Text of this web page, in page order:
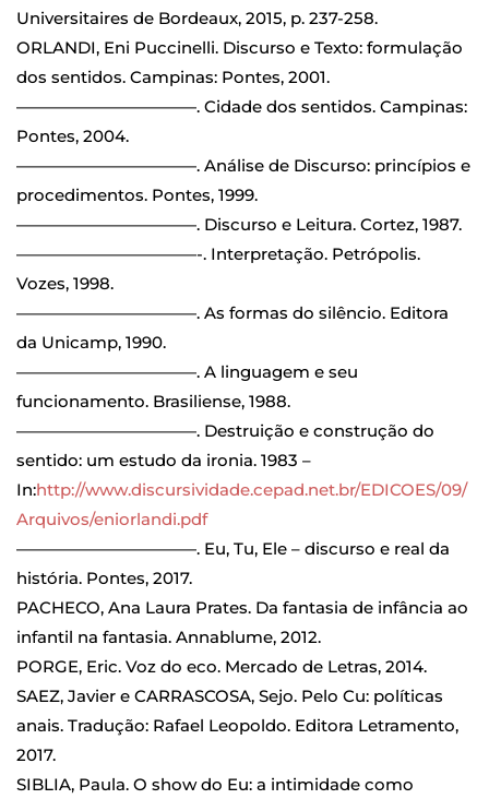
Universitaires de Bordeaux, 2015, p. 237-258.
ORLANDI, Eni Puccinelli. Discurso e Texto: formulação
dos sentidos. Campinas: Pontes, 2001.
———————————. Cidade dos sentidos. Campinas:
Pontes, 2004.
———————————. Análise de Discurso: princípios e
procedimentos. Pontes, 1999.
———————————. Discurso e Leitura. Cortez, 1987.
———————————-. Interpretação. Petrópolis.
Vozes, 1998.
———————————. As formas do silêncio. Editora
da Unicamp, 1990.
———————————. A linguagem e seu
funcionamento. Brasiliense, 1988.
———————————. Destruição e construção do
sentido: um estudo da ironia. 1983 –
In:http://www.discursividade.cepad.net.br/EDICOES/09/
Arquivos/eniorlandi.pdf
———————————. Eu, Tu, Ele – discurso e real da
história. Pontes, 2017.
PACHECO, Ana Laura Prates. Da fantasia de infância ao
infantil na fantasia. Annablume, 2012.
PORGE, Eric. Voz do eco. Mercado de Letras, 2014.
SAEZ, Javier e CARRASCOSA, Sejo. Pelo Cu: políticas
anais. Tradução: Rafael Leopoldo. Editora Letramento,
2017.
SIBLIA, Paula. O show do Eu: a intimidade como